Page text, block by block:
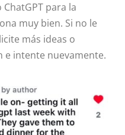
para la
muy bien. Si no le
más ideas o
intente nuevamente.